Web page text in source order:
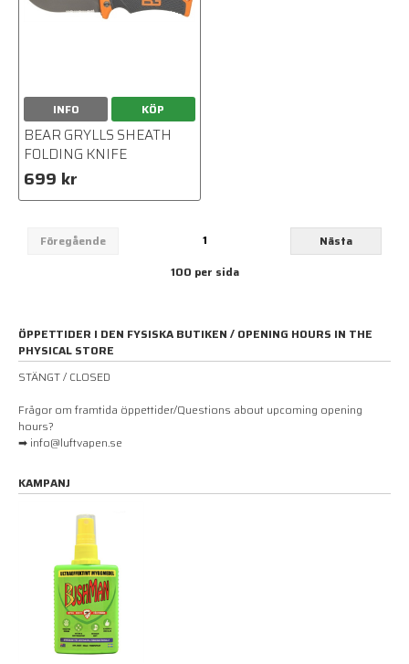
INFO KÖP
BEAR GRYLLS SHEATH
FOLDING KNIFE
699 kr
Föregående 1
Nästa
100 per sida
ÖPPETTIDER I DEN FYSISKA BUTIKEN / OPENING HOURS IN THE
PHYSICAL STORE
STÄNGT / CLOSED
Frågor om framtida öppettider/Questions about upcoming opening
hours?
➡ info@luftvapen.se
KAMPANJ